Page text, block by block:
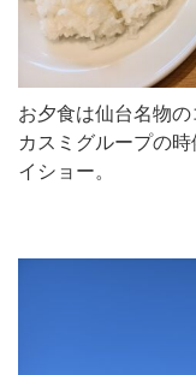
お夕食は仙台名物の
カスミグループの
イショー。